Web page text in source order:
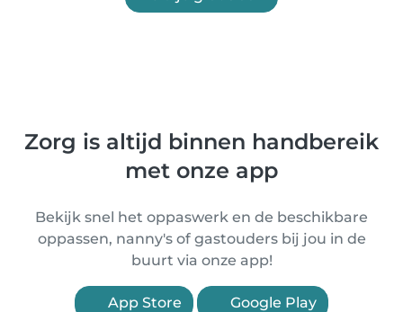
Zorg is altijd binnen handbereik
met onze app
Bekijk snel het oppaswerk en de beschikbare
oppassen, nanny's of gastouders bij jou in de
buurt via onze app!
App Store Google Play